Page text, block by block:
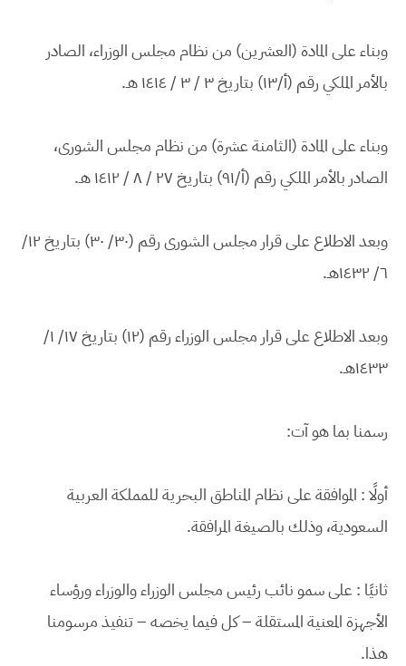
وبناء على المادة (العشرين) من نظام مجلس الوزراء، الصادر
بالأمر الملكي رقم (أ/١٣) بتاريخ ٣ / ٣ / ١٤١٤ هـ.
وبناء على المادة (الثامنة عشرة) من نظام مجلس الشورى،
الصادر بالأمر الملكي رقم (أ/٩١) بتاريخ ٢٧ / ٨ / ١٤١٢ هـ.
وبعد الاطلاع على قرار مجلس الشورى رقم (٣٠/ ٣٠) بتاريخ ١٢/
٦/ ١٤٣٢هـ.
وبعد الاطلاع على قرار مجلس الوزراء رقم (١٢) بتاريخ ١٧/ ١/
١٤٣٣هـ.
رسمنا بما هو آت:
أولًا : الموافقة على نظام المناطق البحرية للمملكة العربية
السعودية، وذلك بالصيغة المرافقة.
ثانيًا : على سمو نائب رئيس مجلس الوزراء والوزراء ورؤساء
الأجهزة المعنية المستقلة – كل فيما يخصه – تنفيذ مرسومنا
هذا.